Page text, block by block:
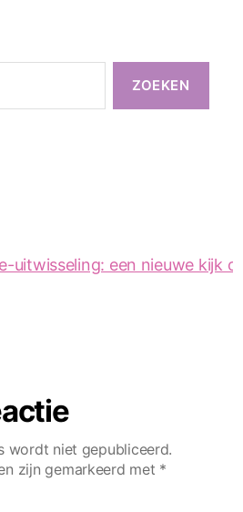
wordt niet gepubliceerd.
zijn gemarkeerd met *